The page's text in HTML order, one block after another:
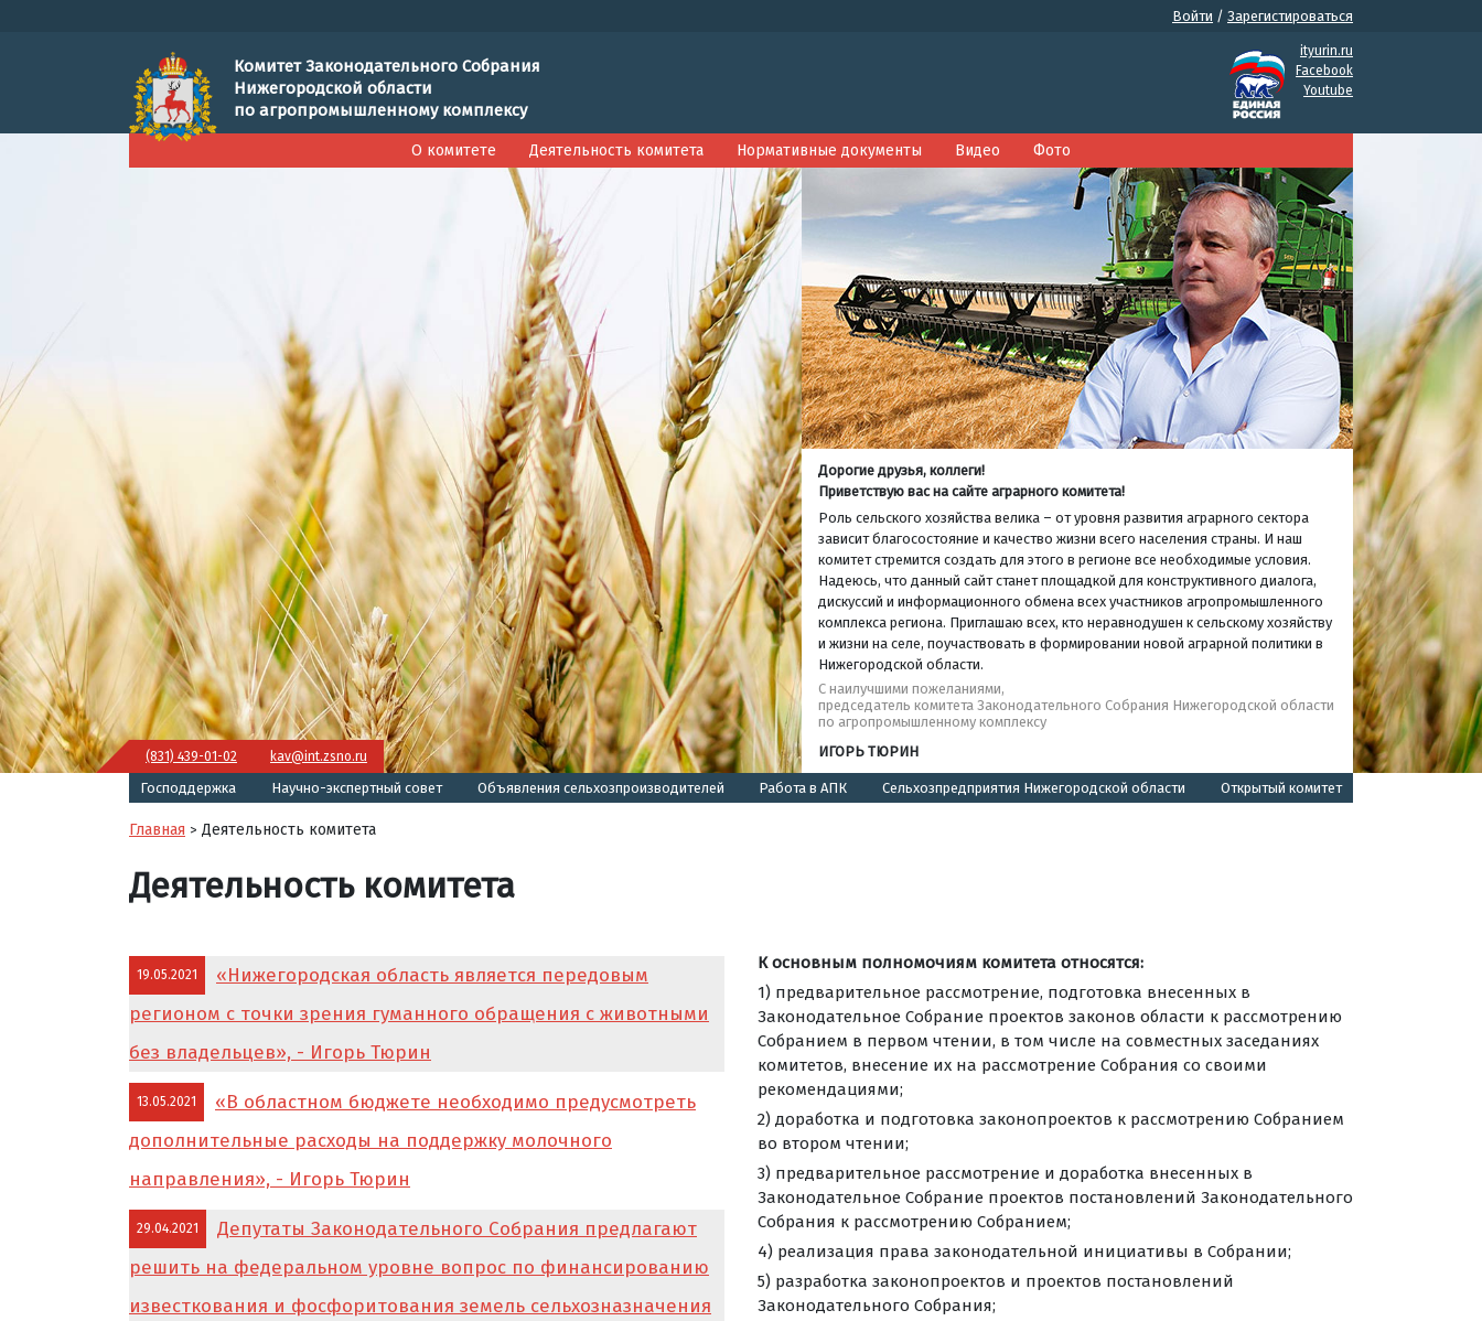
Войти / Зарегистироваться
Комитет Законодательного Собрания
Нижегородской области
по агропромышленному комплексу
ityurin.ru
Facebook
Youtube
О комитете Деятельность комитета Нормативные документы Видео Фото
Дорогие друзья, коллеги!
Приветствую вас на сайте аграрного комитета!
Роль сельского хозяйства велика – от уровня развития аграрного сектора
зависит благосостояние и качество жизни всего населения страны. И наш
комитет стремится создать для этого в регионе все необходимые условия.
Надеюсь, что данный сайт станет площадкой для конструктивного диалога,
дискуссий и информационного обмена всех участников агропромышленного
комплекса региона. Приглашаю всех, кто неравнодушен к сельскому хозяйству
и жизни на селе, поучаствовать в формировании новой аграрной политики в
Нижегородской области.
С наилучшими пожеланиями,
председатель комитета Законодательного Собрания Нижегородской области
по агропромышленному комплексу
ИГОРЬ ТЮРИН
(831) 439-01-02 kav@int.zsno.ru
Господдержка Научно-экспертный совет Объявления сельхозпроизводителей Работа в АПК Сельхозпредприятия Нижегородской области Открытый комитет
Главная > Деятельность комитета
Деятельность комитета
К основным полномочиям комитета относятся:
1) предварительное рассмотрение, подготовка внесенных в
Законодательное Собрание проектов законов области к рассмотрению
Собранием в первом чтении, в том числе на совместных заседаниях
комитетов, внесение их на рассмотрение Собрания со своими
рекомендациями;
2) доработка и подготовка законопроектов к рассмотрению Собранием
во втором чтении;
3) предварительное рассмотрение и доработка внесенных в
Законодательное Собрание проектов постановлений Законодательного
Собрания к рассмотрению Собранием;
4) реализация права законодательной инициативы в Собрании;
5) разработка законопроектов и проектов постановлений
Законодательного Собрания;
19.05.2021
«Нижегородская область является передовым
регионом с точки зрения гуманного обращения с животными
без владельцев», - Игорь Тюрин
13.05.2021
«В областном бюджете необходимо предусмотреть
дополнительные расходы на поддержку молочного
направления», - Игорь Тюрин
29.04.2021
Депутаты Законодательного Собрания предлагают
решить на федеральном уровне вопрос по финансированию
известкования и фосфоритования земель сельхозназначения